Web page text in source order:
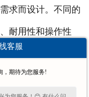
求而设计。不同的
耐用性和操作性
。
客服
，期待为您服务!